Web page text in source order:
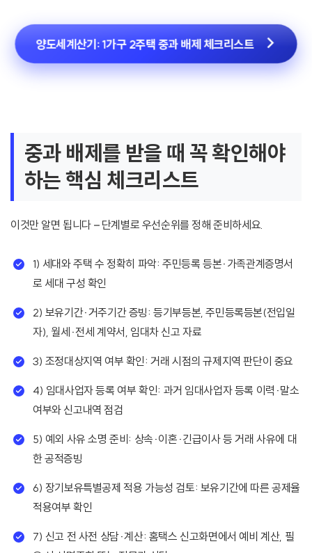
양도세계산기: 1가구 2주택 중과 배제 체크리스트
중과 배제를 받을 때 꼭 확인해야
하는 핵심 체크리스트
이것만 알면 됩니다 – 단계별로 우선순위를 정해 준비하세요.
1) 세대와 주택 수 정확히 파악: 주민등록 등본·가족관계증명서
로 세대 구성 확인
2) 보유기간·거주기간 증빙: 등기부등본, 주민등록등본(전입일
자), 월세·전세 계약서, 임대차 신고 자료
3) 조정대상지역 여부 확인: 거래 시점의 규제지역 판단이 중요
4) 임대사업자 등록 여부 확인: 과거 임대사업자 등록 이력·말소
여부와 신고내역 점검
5) 예외 사유 소명 준비: 상속·이혼·긴급이사 등 거래 사유에 대
한 공적증빙
6) 장기보유특별공제 적용 가능성 검토: 보유기간에 따른 공제율
적용여부 확인
7) 신고 전 사전 상담·계산: 홈택스 신고화면에서 예비 계산, 필